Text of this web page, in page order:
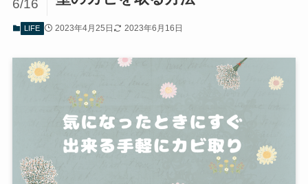
6/16
LIFE 2023年4月25日 2023年6月16日